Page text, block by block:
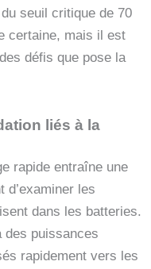
seuil critique de 70
certaine, mais il est
défis que pose la
liés à la
rapide entraîne une
d’examiner les
dans les batteries.
des puissances
rapidement vers les